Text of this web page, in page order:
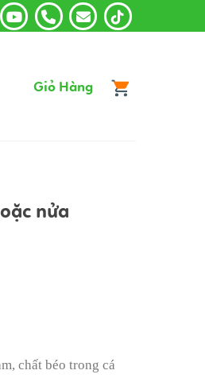
Giỏ Hàng
nửa
chất béo trong cá